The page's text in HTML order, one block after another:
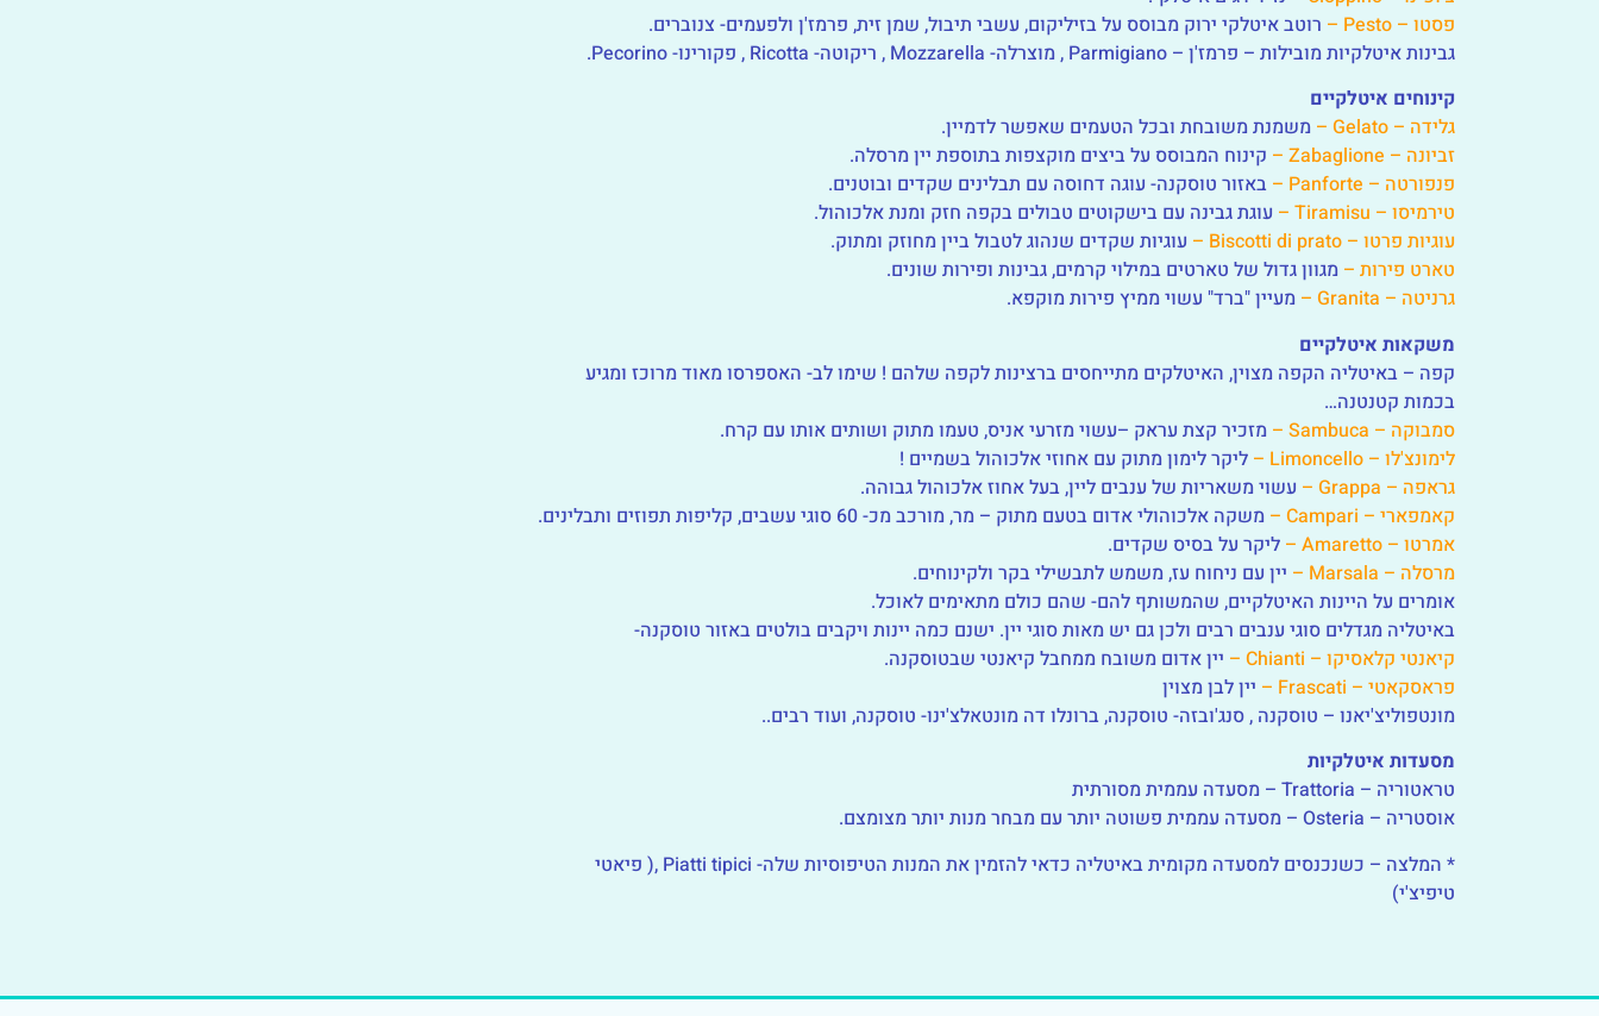
פסטו – Pesto –
רוטב איטלקי ירוק מבוסס על בזיליקום, עשבי תיבול, שמן זית, פרמז'ן ולפעמים- צנוברים.
גבינות איטלקיות מובילות – פרמז'ן – Parmigiano , מוצרלה- Mozzarella , ריקוטה- Ricotta , פקורינו- Pecorino.
קינוחים איטלקיים
גלידה – Gelato –
משמנת משובחת ובכל הטעמים שאפשר לדמיין.
זביונה – Zabaglione –
קינוח המבוסס על ביצים מוקצפות בתוספת יין מרסלה.
פנפורטה – Panforte –
באזור טוסקנה- עוגה דחוסה עם תבלינים שקדים ובוטנים.
טירמיסו – Tiramisu –
עוגת גבינה עם בישקוטים טבולים בקפה חזק ומנת אלכוהול.
עוגיות פרטו – Biscotti di prato –
עוגיות שקדים שנהוג לטבול ביין מחוזק ומתוק.
טארט פירות – מגוון גדול של טארטים במילוי קרמים, גבינות ופירות שונים.
גרניטה – Granita –
מעיין "ברד" עשוי ממיץ פירות מוקפא.
משקאות איטלקיים
קפה – באיטליה הקפה מצוין, האיטלקים מתייחסים ברצינות לקפה שלהם ! שימו לב- האספרסו מאוד מרוכז ומגיע
בכמות קטנטנה…
סמבוקה – Sambuca –
מזכיר קצת עראק –עשוי מזרעי אניס, טעמו מתוק ושותים אותו עם קרח.
לימונצ'לו – Limoncello –
ליקר לימון מתוק עם אחוזי אלכוהול בשמיים !
גראפה – Grappa –
עשוי משאריות של ענבים ליין, בעל אחוז אלכוהול גבוהה.
קאמפארי – Campari –
משקה אלכוהולי אדום בטעם מתוק – מר, מורכב מכ- 60 סוגי עשבים, קליפות תפוזים ותבלינים.
אמרטו – Amaretto –
ליקר על בסיס שקדים.
מרסלה – Marsala –
יין עם ניחוח עז, משמש לתבשילי בקר ולקינוחים.
אומרים על היינות האיטלקיים, שהמשותף להם- שהם כולם מתאימים לאוכל.
באיטליה מגדלים סוגי ענבים רבים ולכן גם יש מאות סוגי יין. ישנם כמה יינות ויקבים בולטים באזור טוסקנה-
קיאנטי קלאסיקו – Chianti –
יין אדום משובח ממחבל קיאנטי שבטוסקנה.
פראסקאטי – Frascati –
יין לבן מצוין
מונטפוליצ'יאנו – טוסקנה , סנג'ובזה- טוסקנה, ברונלו דה מונטאלצ'ינו- טוסקנה, ועוד רבים..
מסעדות איטלקיות
טראטוריה – Trattoria – מסעדה עממית מסורתית
אוסטריה – Osteria – מסעדה עממית פשוטה יותר עם מבחר מנות יותר מצומצם.
* המלצה – כשנכנסים למסעדה מקומית באיטליה כדאי להזמין את המנות הטיפוסיות שלה- Piatti tipici ,( פיאטי
טיפיצ'י)